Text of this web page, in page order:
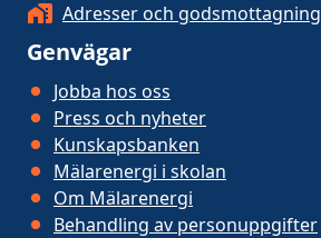
Adresser och godsmottagning
Genvägar
Jobba hos oss
Press och nyheter
Kunskapsbanken
Mälarenergi i skolan
Om Mälarenergi
Behandling av personuppgifter